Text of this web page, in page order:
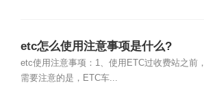
etc怎么使用注意事项是什么?
etc使用注意事项：1、使用ETC过收费站之前，
需要注意的是，ETC车...